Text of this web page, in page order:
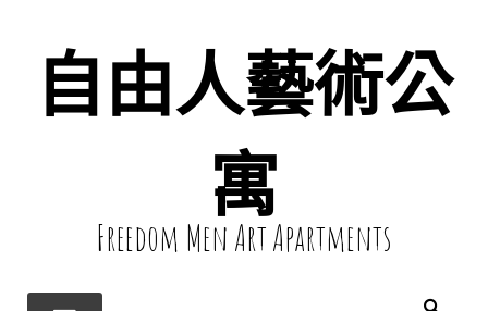
自由人藝術公
寓
Freedom Men Art Apartments